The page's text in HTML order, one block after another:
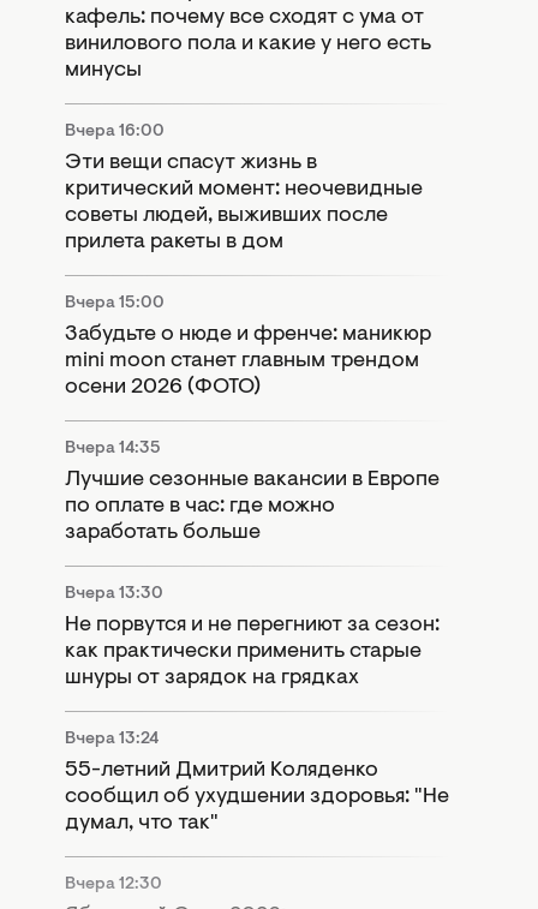
кафель: почему все сходят с ума от
винилового пола и какие у него есть
минусы
Вчера 16:00
Эти вещи спасут жизнь в
критический момент: неочевидные
советы людей, выживших после
прилета ракеты в дом
Вчера 15:00
Забудьте о нюде и френче: маникюр
mini moon станет главным трендом
осени 2026 (ФОТО)
Вчера 14:35
Лучшие сезонные вакансии в Европе
по оплате в час: где можно
заработать больше
Вчера 13:30
Не порвутся и не перегниют за сезон:
как практически применить старые
шнуры от зарядок на грядках
Вчера 13:24
55-летний Дмитрий Коляденко
сообщил об ухудшении здоровья: "Не
думал, что так"
Вчера 12:30